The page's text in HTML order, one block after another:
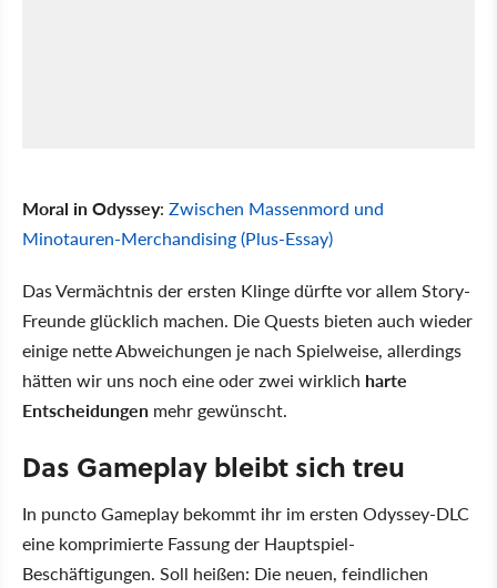
Moral in Odyssey: Zwischen Massenmord und
Minotauren-Merchandising (Plus-Essay)
Das Vermächtnis der ersten Klinge dürfte vor allem Story-
Freunde glücklich machen. Die Quests bieten auch wieder
einige nette Abweichungen je nach Spielweise, allerdings
hätten wir uns noch eine oder zwei wirklich harte
Entscheidungen mehr gewünscht.
Das Gameplay bleibt sich treu
In puncto Gameplay bekommt ihr im ersten Odyssey-DLC
eine komprimierte Fassung der Hauptspiel-
Beschäftigungen. Soll heißen: Die neuen, feindlichen